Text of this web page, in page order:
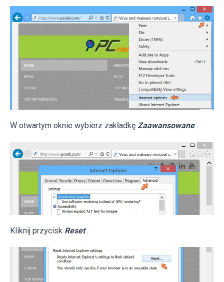
W otwartym oknie wybierz zakładkę Zaawansowane .
Kliknij przycisk Reset .